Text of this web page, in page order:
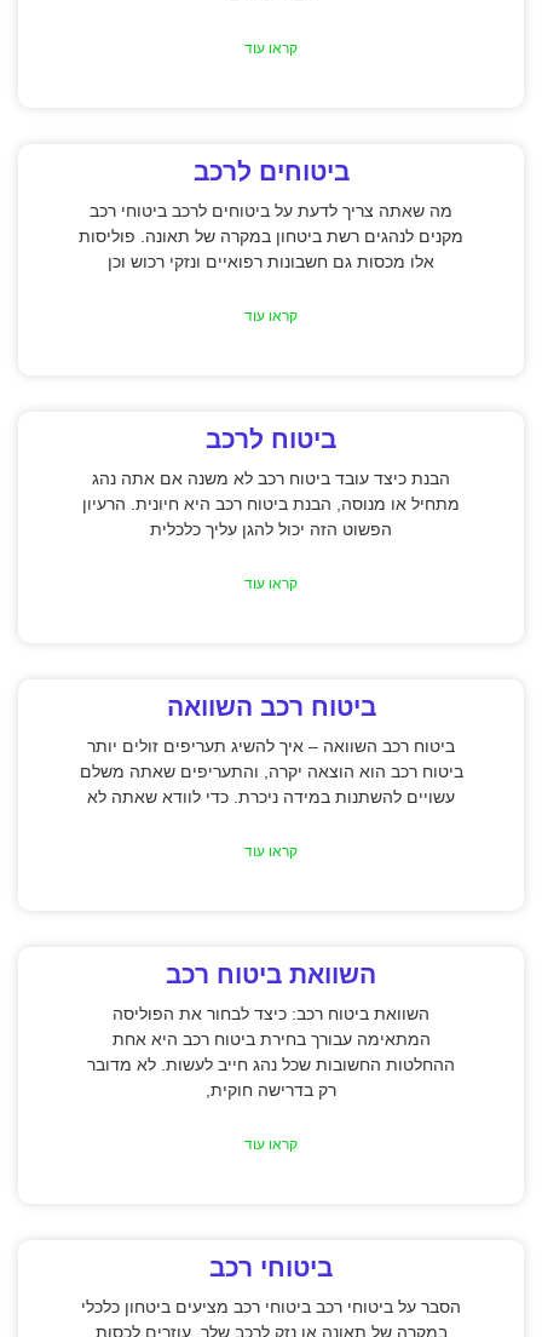
קראו עוד
ביטוחים לרכב
מה שאתה צריך לדעת על ביטוחים לרכב ביטוחי רכב
מקנים לנהגים רשת ביטחון במקרה של תאונה. פוליסות
אלו מכסות גם חשבונות רפואיים ונזקי רכוש וכן
קראו עוד
ביטוח לרכב
הבנת כיצד עובד ביטוח רכב לא משנה אם אתה נהג
מתחיל או מנוסה, הבנת ביטוח רכב היא חיונית. הרעיון
הפשוט הזה יכול להגן עליך כלכלית
קראו עוד
ביטוח רכב השוואה
ביטוח רכב השוואה – איך להשיג תעריפים זולים יותר
ביטוח רכב הוא הוצאה יקרה, והתעריפים שאתה משלם
עשויים להשתנות במידה ניכרת. כדי לוודא שאתה לא
קראו עוד
השוואת ביטוח רכב
השוואת ביטוח רכב: כיצד לבחור את הפוליסה
המתאימה עבורך בחירת ביטוח רכב היא אחת
ההחלטות החשובות שכל נהג חייב לעשות. לא מדובר
רק בדרישה חוקית,
קראו עוד
ביטוחי רכב
הסבר על ביטוחי רכב ביטוחי רכב מציעים ביטחון כלכלי
במקרה של תאונה או נזק לרכב שלך, עוזרים לכסות